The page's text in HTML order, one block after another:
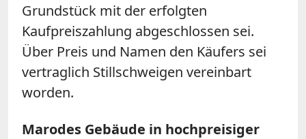
Grundstück mit der erfolgten
Kaufpreiszahlung abgeschlossen sei.
Über Preis und Namen den Käufers sei
vertraglich Stillschweigen vereinbart
worden.
Marodes Gebäude in hochpreisiger